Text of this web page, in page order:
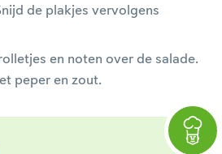
de plakjes vervolgens
en noten over de salade.
peper en zout.